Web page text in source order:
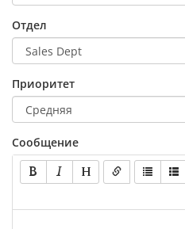
Отдел
Приоритет
Сообщение